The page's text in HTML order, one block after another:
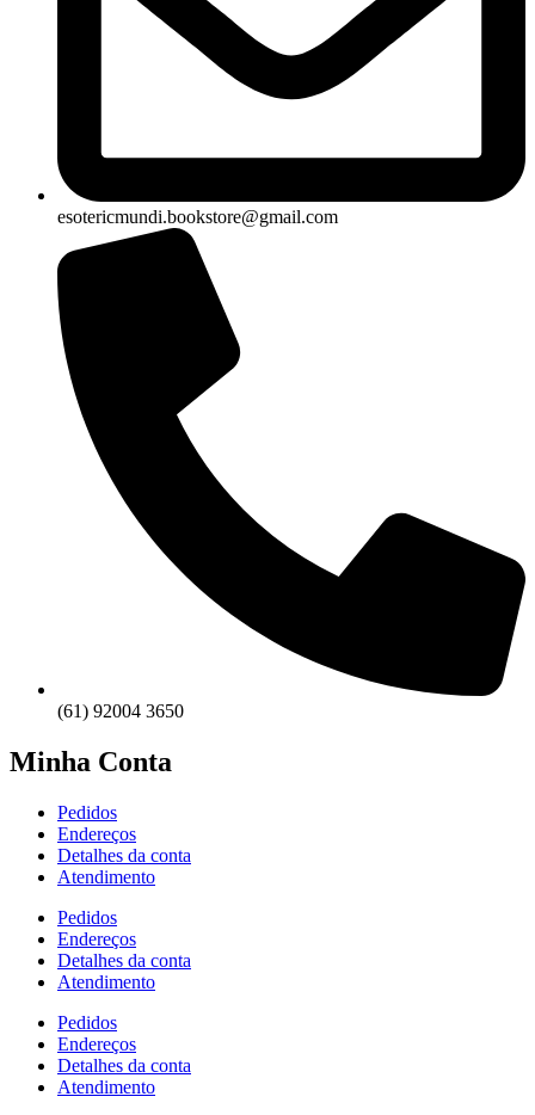
esotericmundi.bookstore@gmail.com
(61) 92004 3650
Minha Conta
Pedidos
Endereços
Detalhes da conta
Atendimento
Pedidos
Endereços
Detalhes da conta
Atendimento
Pedidos
Endereços
Detalhes da conta
Atendimento